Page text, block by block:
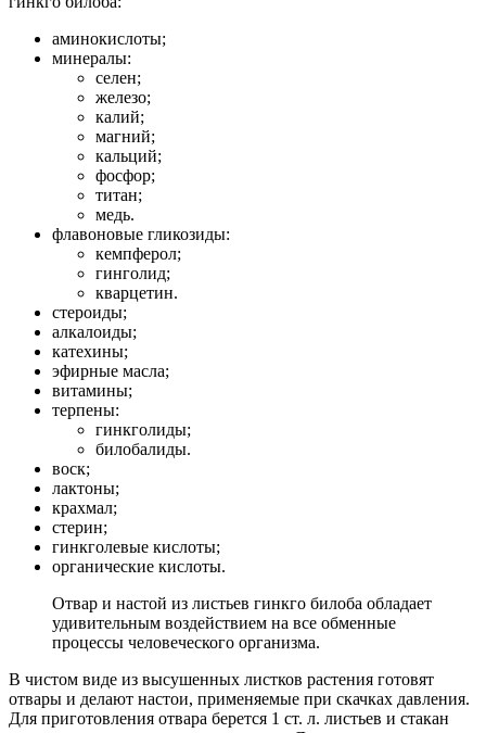
аминокислоты;
минералы:
селен;
железо;
калий;
магний;
кальций;
фосфор;
титан;
медь.
флавоновые гликозиды:
кемпферол;
гинголид;
кварцетин.
стероиды;
алкалоиды;
катехины;
эфирные масла;
витамины;
терпены:
гинкголиды;
билобалиды.
воск;
лактоны;
крахмал;
стерин;
гинкголевые кислоты;
органические кислоты.
Отвар и настой из листьев гинкго билоба обладает
удивительным воздействием на все обменные
процессы человеческого организма.
В чистом виде из высушенных листков растения готовят
отвары и делают настои, применяемые при скачках давления.
Для приготовления отвара берется 1 ст. л. листьев и стакан